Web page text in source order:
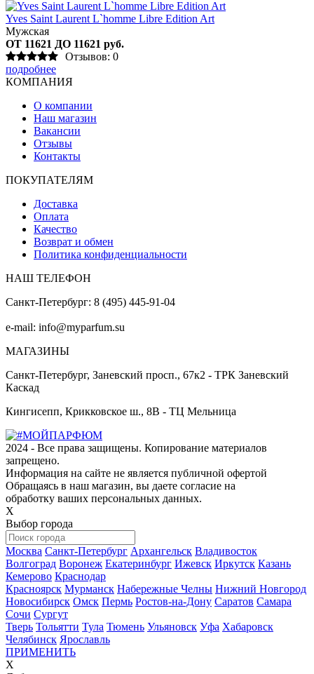
Yves Saint Laurent L`homme Libre Edition Art
Мужская
ОТ 11621 ДО 11621 руб.
Отзывов: 0
подробнее
КОМПАНИЯ
О компании
Наш магазин
Вакансии
Отзывы
Контакты
ПОКУПАТЕЛЯМ
Доставка
Оплата
Качество
Возврат и обмен
Политика конфиденциальности
НАШ ТЕЛЕФОН
Санкт-Петербург: 8 (495) 445-91-04
e-mail: info@myparfum.su
МАГАЗИНЫ
Санкт-Петербург, Заневский просп., 67к2 - ТРК Заневский
Каскад
Кингисепп, Крикковское ш., 8В - ТЦ Мельница
2024 - Все права защищены. Копирование материалов
запрещено.
Информация на сайте не является публичной офертой
Обращаясь в наш магазин, вы даете согласие на
обработку ваших персональных данных.
Х
Выбор города
Москва Санкт-Петербург Архангельск Владивосток
Волгоград Воронеж Екатеринбург Ижевск Иркутск Казань
Кемерово Краснодар
Красноярск Мурманск Набережные Челны Нижний Новгород
Новосибирск Омск Пермь Ростов-на-Дону Саратов Самара
Сочи Сургут
Тверь Тольятти Тула Тюмень Ульяновск Уфа Хабаровск
Челябинск Ярославль
ПРИМЕНИТЬ
Х